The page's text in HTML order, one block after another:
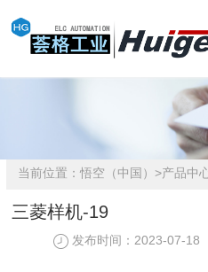
当前位置： 悟空（中国） >产品中
三菱样机-19
发布时间：2023-07-18